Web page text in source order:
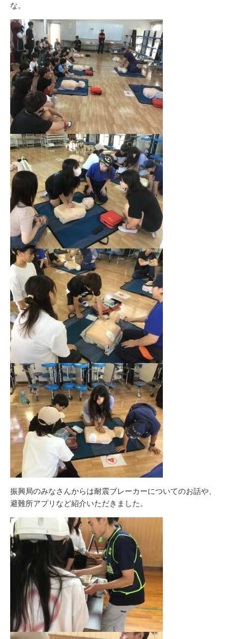
な。
振興局のみなさんからは耐震ブレーカーについてのお話や、
避難所アプリなど紹介いただきました。